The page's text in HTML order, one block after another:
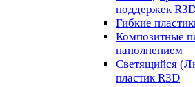
поддержек
Гибкие
Композитные
наполнением
Светящийся
пластик R3D